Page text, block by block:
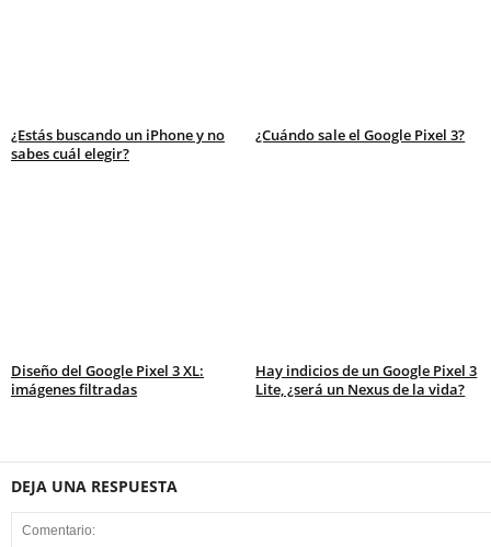
¿Estás buscando un iPhone y no
sabes cuál elegir?
¿Cuándo sale el Google Pixel 3?
Diseño del Google Pixel 3 XL:
imágenes filtradas
Hay indicios de un Google Pixel 3
Lite, ¿será un Nexus de la vida?
DEJA UNA RESPUESTA